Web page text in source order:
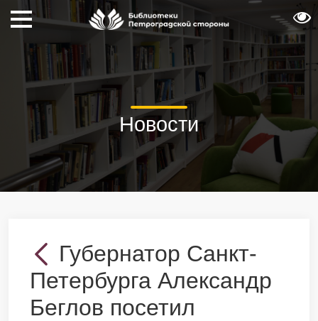
Новости
Губернатор Санкт-
Петербурга Александр
Беглов посетил